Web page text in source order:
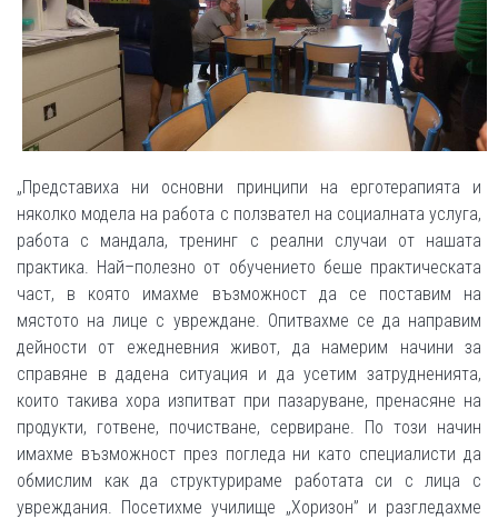
„Представиха ни основни принципи на ерготерапията и
няколко модела на работа с ползвател на социалната услуга,
работа с мандала, тренинг с реални случаи от нашата
практика. Най–полезно от обучението беше практическата
част, в която имахме възможност да се поставим на
мястото на лице с увреждане. Опитвахме се да направим
дейности от ежедневния живот, да намерим начини за
справяне в дадена ситуация и да усетим затрудненията,
които такива хора изпитват при пазаруване, пренасяне на
продукти, готвене, почистване, сервиране. По този начин
имахме възможност през погледа ни като специалисти да
обмислим как да структурираме работата си с лица с
увреждания. Посетихме училище „Хоризон” и разгледахме